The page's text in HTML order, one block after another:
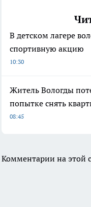
В детском лагере
спортивную акцию
10:30
Житель Вологды
попытке снять
08:45
Комментарии на этой